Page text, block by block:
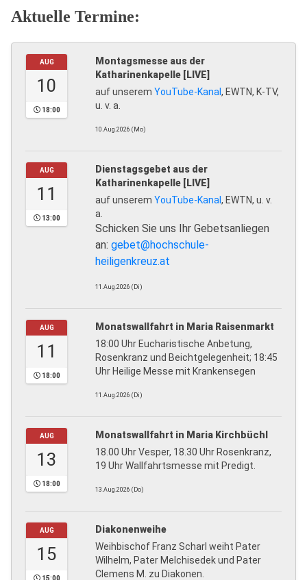
Aktuelle Termine:
AUG
10
18:00
Montagsmesse aus der
Katharinenkapelle [LIVE]
auf unserem YouTube-Kanal, EWTN, K-TV,
u. v. a.
10.Aug.2026 (Mo)
AUG
11
13:00
Dienstagsgebet aus der
Katharinenkapelle [LIVE]
auf unserem YouTube-Kanal, EWTN, u. v.
a.
Schicken Sie uns Ihr Gebetsanliegen
an: gebet@hochschule-
heiligenkreuz.at
11.Aug.2026 (Di)
AUG
11
18:00
Monatswallfahrt in Maria Raisenmarkt
18:00 Uhr Eucharistische Anbetung,
Rosenkranz und Beichtgelegenheit; 18:45
Uhr Heilige Messe mit Krankensegen
11.Aug.2026 (Di)
AUG
13
18:00
Monatswallfahrt in Maria Kirchbüchl
18.00 Uhr Vesper, 18.30 Uhr Rosenkranz,
19 Uhr Wallfahrtsmesse mit Predigt.
13.Aug.2026 (Do)
AUG
15
Diakonenweihe
Weihbischof Franz Scharl weiht Pater
Wilhelm, Pater Melchisedek und Pater
Clemens M. zu Diakonen.